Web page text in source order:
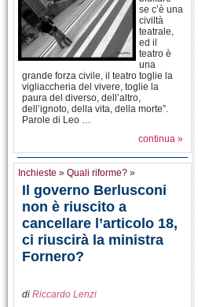
se c’è una
civiltà
teatrale,
ed il
teatro è
una
grande forza civile, il teatro toglie la
vigliaccheria del vivere, toglie la
paura del diverso, dell’altro,
dell’ignoto, della vita, della morte”.
Parole di Leo …
continua »
Inchieste » Quali riforme? »
Il governo Berlusconi
non è riuscito a
cancellare l’articolo 18,
ci riuscirà la ministra
Fornero?
di Riccardo Lenzi